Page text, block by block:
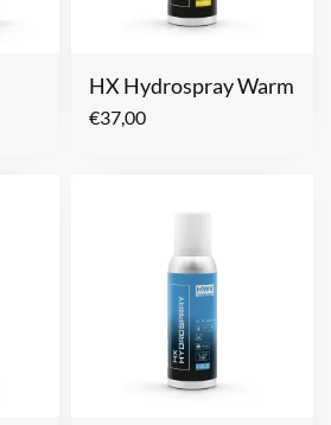
HX Hydrospray Warm
€37,00